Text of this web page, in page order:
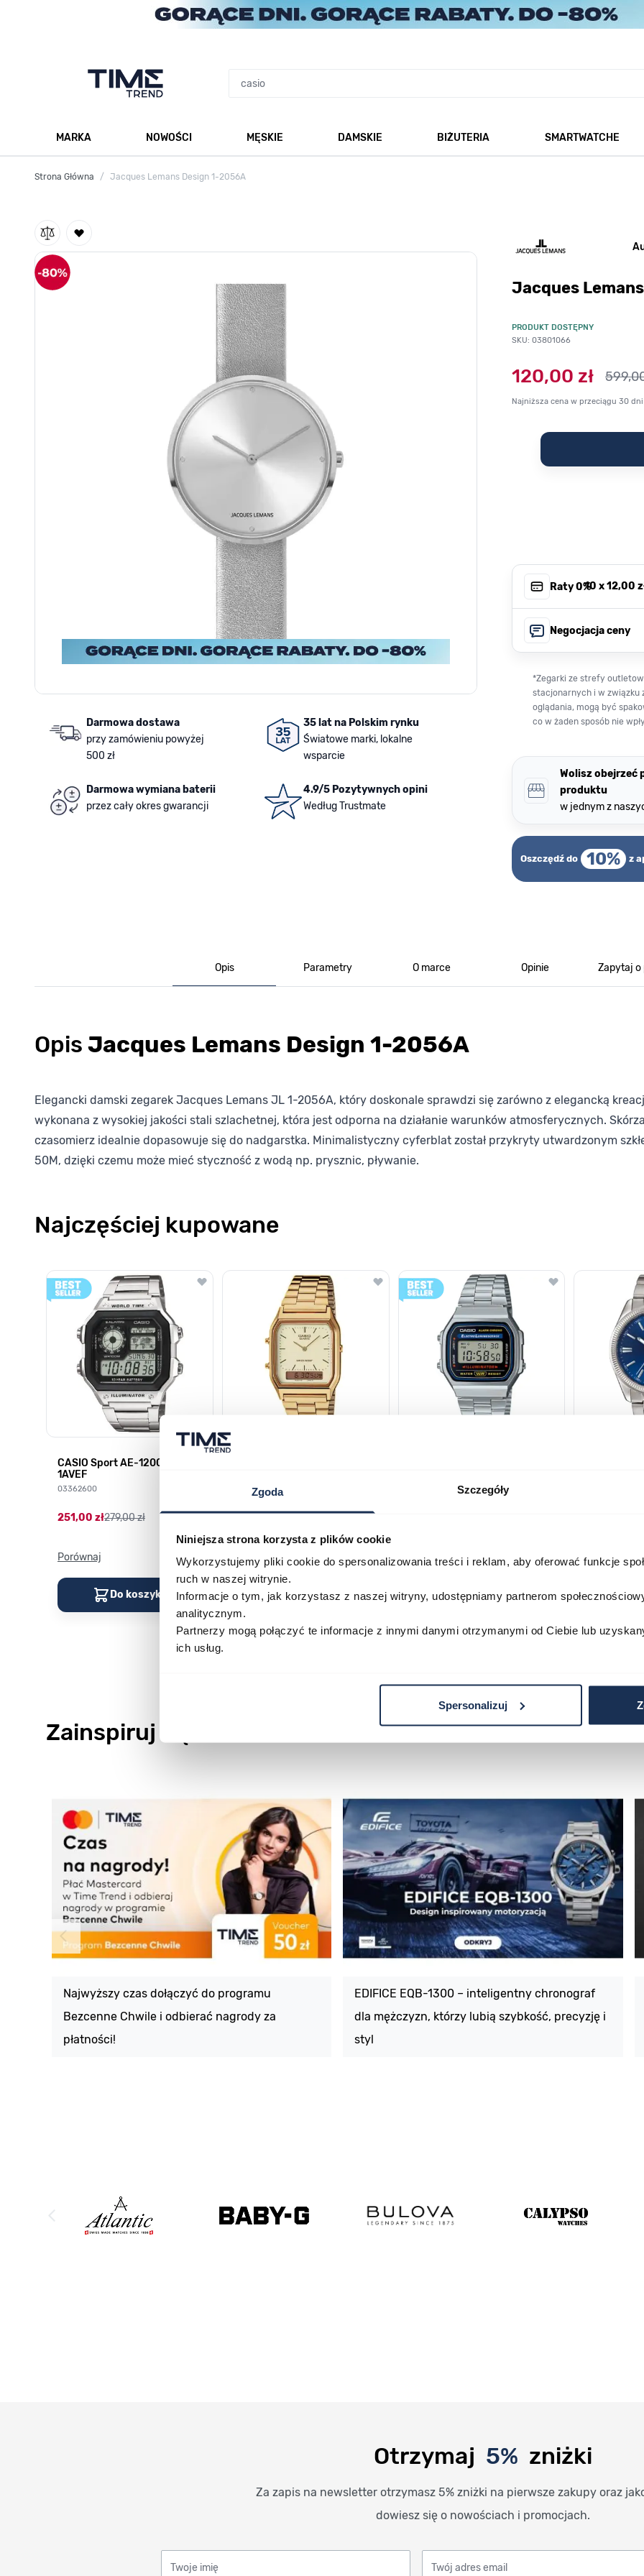
Zgoda Szczegóły
Niniejsza strona korzysta z plików cookie
Wykorzystujemy pliki cookie do spersonalizowania treści i reklam, aby oferować funkcje
ruch w naszej witrynie.
Informacje o tym, jak korzystasz z naszej witryny, udostępniamy partnerom
analitycznym.
Partnerzy mogą połączyć te informacje z innymi danymi otrzymanymi od Ciebie lub
ich usług.
Spersonalizuj
MARKA
NOWOŚCI
MĘSKIE
DAMSKIE
BIŻUTERIA
SMARTWATCHE
Strona Główna / Jacques Lemans Design 1-2056A
Darmowa dostawa
przy zamówieniu powyżej
500 zł
35 lat na Polskim rynku
Światowe marki, lokalne
wsparcie
Darmowa wymiana baterii
przez cały okres gwarancji
4.9/5 Pozytywnych opini
Według Trustmate
Jacques
PRODUKT DOSTĘPNY
SKU: 03801066
120,00 zł
Najniższa cena w przeciągu 30
Raty 0%, 10 x12,00
Negocjacja ceny
*Zegarki ze strefy
stacjonarnych i w związku
oglądania, mogą być
co w żaden sposób nie
Wolisz obejrzeć
produktu
w jednym z
Oszczędź do 10% z
Opis Parametry O marce Opinie Zapytaj o
Opis Jacques Lemans Design 1-2056A
Elegancki damski zegarek Jacques Lemans JL 1-2056A, który doskonale sprawdzi się zarówno z elegancką
wykonana z wysokiej jakości stali szlachetnej, która jest odporna na działanie warunków atmosferycznych.
czasomierz idealnie dopasowuje się do nadgarstka. Minimalistyczny cyferblat został przykryty utwardzonym
50M, dzięki czemu może mieć styczność z wodą np. prysznic, pływanie.
Najczęściej kupowane
Poruszanie się po elementach karuzeli jest możliwe za pomocą klawisza tabulacji. Możesz pominąć karuzelę lub przejść
Naciśnij, aby pominąć karuzelę
Naciśnij, aby przejść do nawigacji karuzeli
CASIO Sport AE-1200WHD-
1AVEF
03362600
251,00 zł279,00 zł
Porównaj
Do koszyka
03311457
296,00 zł329,00 zł
Porównaj
Do koszyka
Porównaj
Do koszyka
Porównaj
Zainspiruj się
Najwyższy czas dołączyć do programu
Bezcenne Chwile i odbierać nagrody za
płatności!
EDIFICE EQB-1300 – inteligentny chronograf
dla mężczyzn, którzy lubią szybkość, precyzję i
styl
Otrzymaj 5% zniżki
Za zapis na newsletter otrzymasz 5% zniżki na pierwsze zakupy oraz
dowiesz się o nowościach i promocjach.